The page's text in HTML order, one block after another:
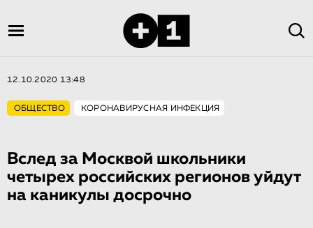
12.10.2020 13:48
ОБЩЕСТВО КОРОНАВИРУСНАЯ ИНФЕКЦИЯ
Вслед за Москвой школьники
четырех российских регионов уйдут
на каникулы досрочно